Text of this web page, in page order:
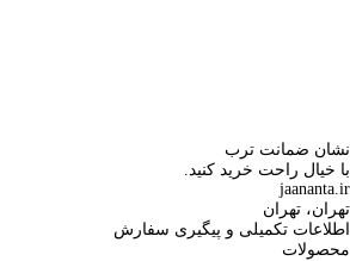
نشان ضمانت ترب
با خیال راحت خرید کنید.
jaananta.ir
تهران، تهران
اطلاعات تکمیلی و پیگیری سفارش
محصولات